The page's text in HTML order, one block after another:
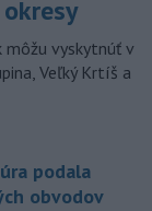
vyskytnúť v
Veľký Krtíš a
podala
obvodov